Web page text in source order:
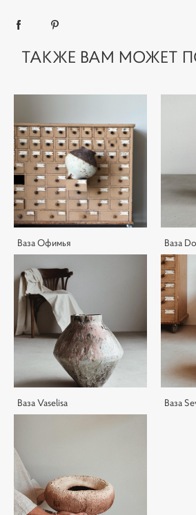
ТАКЖЕ ВАМ МОЖЕТ
Ваза Офимья Ваза
Ваза Vaselisa Ваза